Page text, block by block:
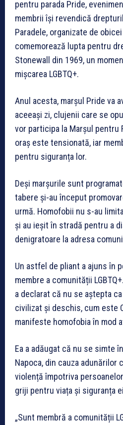
pentru parada Pride,
membrii își revendică
Paradele, organizate de
comemorează lupta pentru
Stonewall din 1969, un
mișcarea LGBTQ+.
Anul acesta, marșul Pride va
aceeași zi, clujenii care se
vor participa la Marșul pentru
oraș este tensionată, iar
pentru siguranța lor.
Deși marșurile sunt
tabere și-au început
urmă. Homofobii nu s-au
și au ieșit în stradă pentru a
denigratoare la adresa
Un astfel de pliant a ajuns în
membre a comunității
a declarat că nu se aștepta
civilizat și deschis, cum este
manifeste homofobia în mod
Ea a adăugat că nu se simte
Napoca, din cauza adunărilor
violență împotriva
griji pentru viața și siguranța
„Sunt membră a comunității